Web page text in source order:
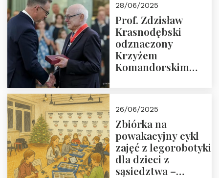
28/06/2025
Prof. Zdzisław
Krasnodębski
odznaczony
Krzyżem
Komandorskim
26/06/2025
Zbiórka na
powakacyjny cykl
zajęć z legorobotyki
dla dzieci z
sąsiedztwa –